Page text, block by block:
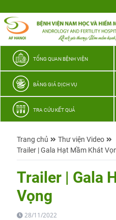
thương
TỔNG QUAN BỆNH VIỆN
BẢNG GIÁ DỊCH VỤ
TRA CỨU KẾT QUẢ
Trang chủ
Thư viện Video
Trailer | Gala Hạt Mầm Khát
Trailer | Gala
Vọng
28/11/2022